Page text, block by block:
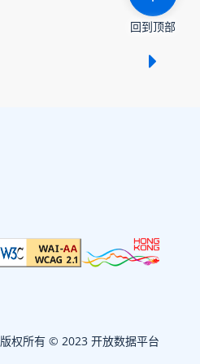
回到顶部
版权所有 © 2023 开放数据平台